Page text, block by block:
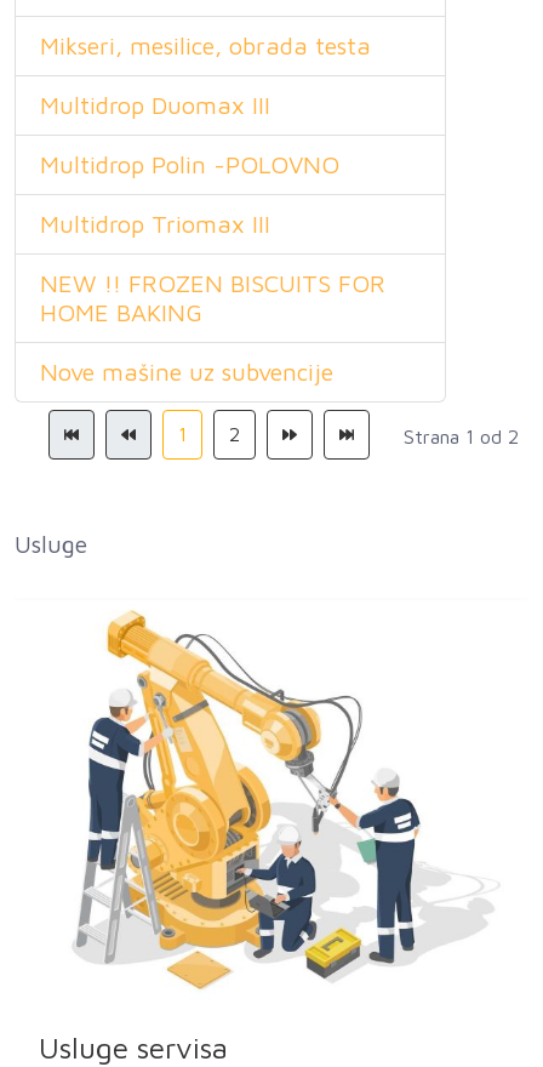
Mikseri, mesilice, obrada testa
Multidrop Duomax III
Multidrop Polin -POLOVNO
Multidrop Triomax III
NEW !! FROZEN BISCUITS FOR
HOME BAKING
Nove mašine uz subvencije
Strana 1 od 2
1 2
Usluge
Usluge servisa